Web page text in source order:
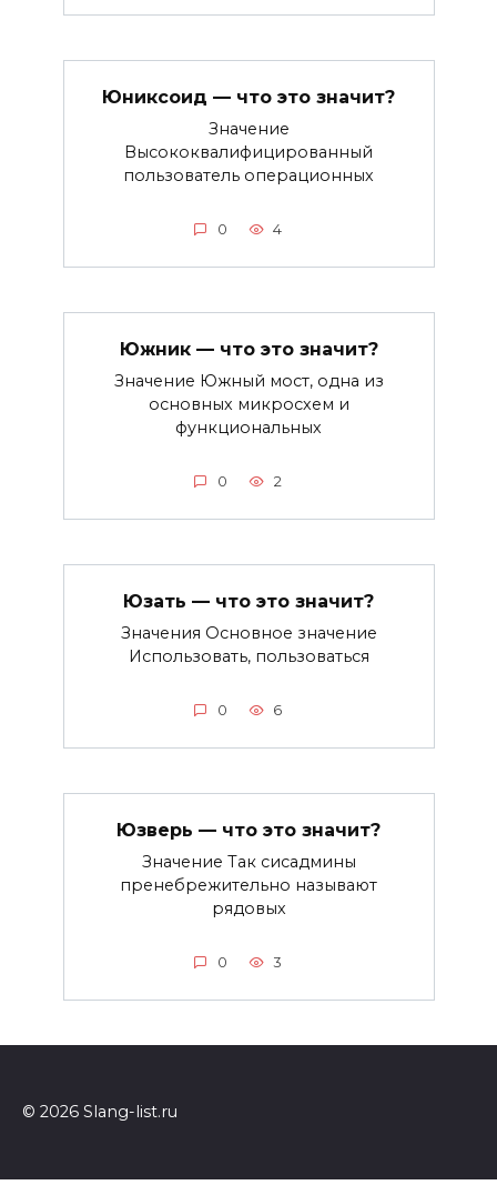
Юниксоид — что это значит?
Значение
Высококвалифицированный
пользователь операционных
0 4
Южник — что это значит?
Значение Южный мост, одна из
основных микросхем и
функциональных
0 2
Юзать — что это значит?
Значения Основное значение
Использовать, пользоваться
0 6
Юзверь — что это значит?
Значение Так сисадмины
пренебрежительно называют
рядовых
0 3
© 2026 Slang-list.ru